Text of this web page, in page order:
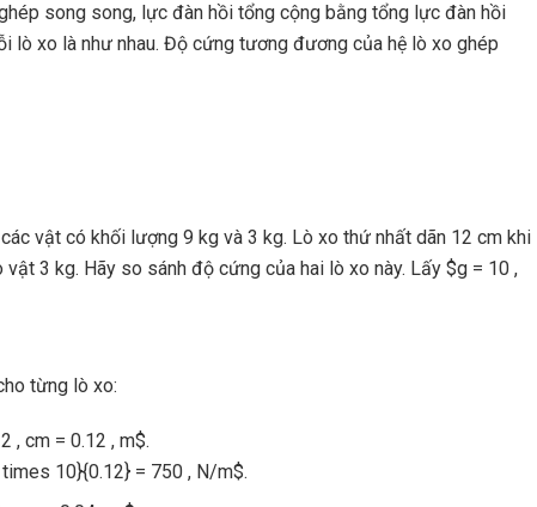
song song, lực đàn hồi tổng cộng bằng tổng lực đàn hồi
lò xo là như nhau. Độ cứng tương đương của hệ lò xo ghép
vật có khối lượng 9 kg và 3 kg. Lò xo thứ nhất dãn 12 cm khi
3 kg. Hãy so sánh độ cứng của hai lò xo này. Lấy $g = 10 ,
từng lò xo:
, cm = 0.12 , m$.
10}{0.12} = 750 , N/m$.